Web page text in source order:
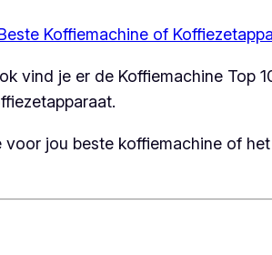
Koffiemachine of
vind je er de Koffiemachine Top
jou beste koffiemachine of